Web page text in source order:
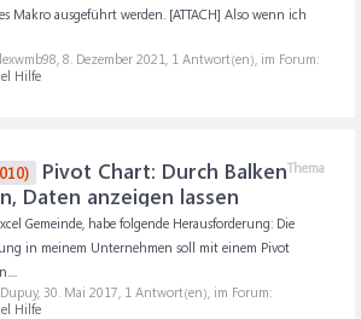
Makro ausgeführt werden. [ATTACH] Also wenn ich
8. Dezember 2021, 1 Antwort(en), im Forum:
Hilfe
Thema
Pivot Chart: Durch Balken
Daten anzeigen lassen
Gemeinde, habe folgende Herausforderung: Die
in meinem Unternehmen soll mit einem Pivot
30. Mai 2017, 1 Antwort(en), im Forum:
Hilfe